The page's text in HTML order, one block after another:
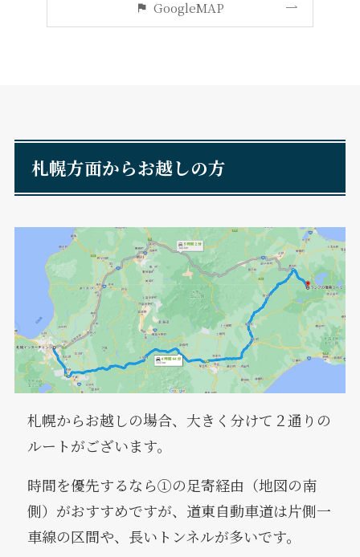
GoogleMAP
札幌方面からお越しの方
札幌からお越しの場合、大きく分けて２通りの
ルートがございます。
時間を優先するなら①の足寄経由（地図の南
側）がおすすめですが、道東自動車道は片側一
車線の区間や、長いトンネルが多いです。